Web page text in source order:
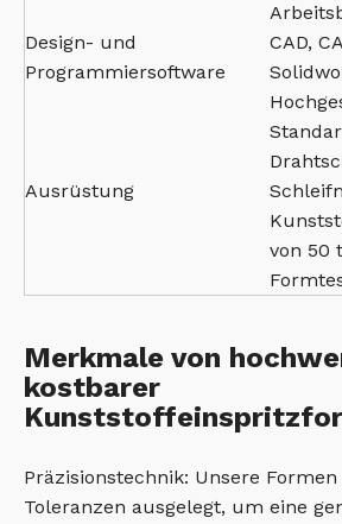
Design- und
Programmiersoftware
CAD,
Ausrüstung
von 50
Merkmale von
kostbarer
Präzisionstechnik: Unsere
Toleranzen ausgelegt, um eine